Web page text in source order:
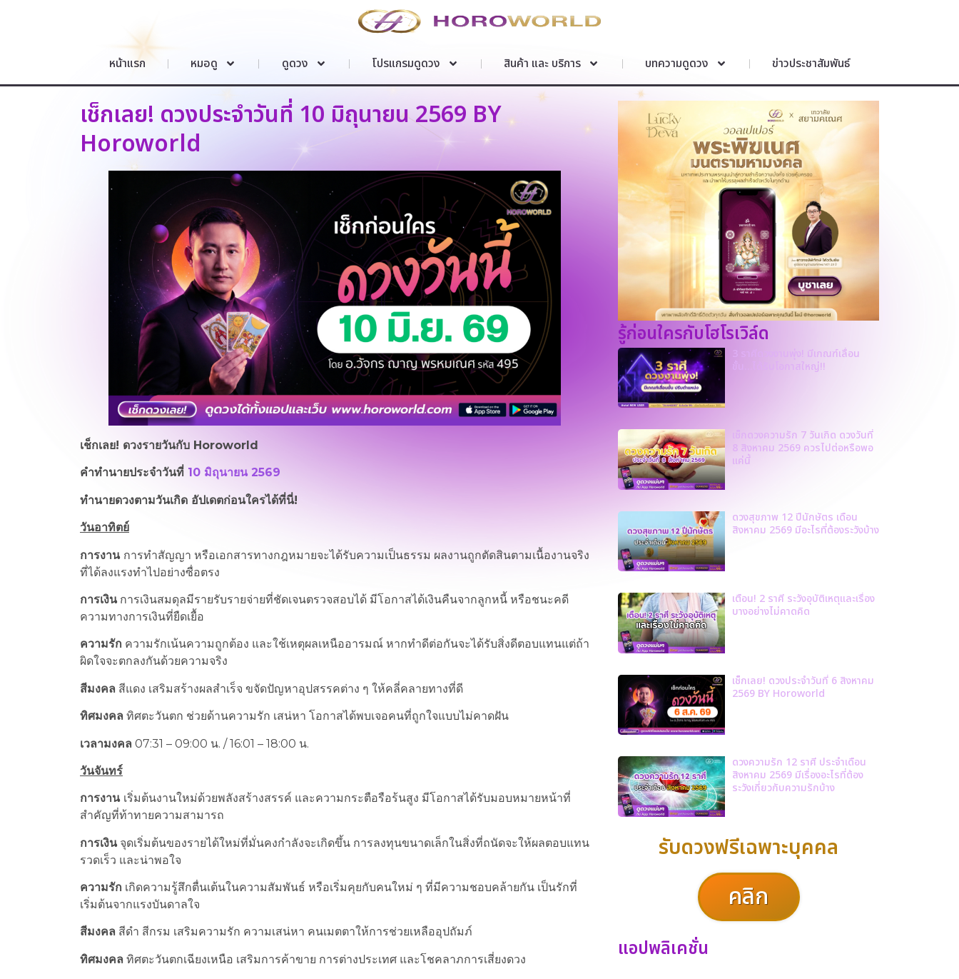
หน้าแรก หมอดู ดูดวง โปรแกรมดูดวง สินค้า และ บริการ บทความดูดวง ข่าวประชาสัมพันธ์
เช็กเลย! ดวงประจำวันที่ 10 มิถุนายน 2569 BY
Horoworld
เช็กเลย! ดวงรายวันกับ Horoworld
คำทำนายประจำวันที่ 10 มิถุนายน 2569
ทำนายดวงตามวันเกิด อัปเดตก่อนใครได้ที่นี่!
วันอาทิตย์
การงาน การทำสัญญา หรือเอกสารทางกฎหมายจะได้รับความเป็นธรรม ผลงานถูกตัดสินตามเนื้องานจริง
ที่ได้ลงแรงทำไปอย่างซื่อตรง
การเงินการเงินสมดุลมีรายรับรายจ่ายที่ชัดเจนตรวจสอบได้ มีโอกาสได้เงินคืนจากลูกหนี้ หรือชนะคดี
ความทางการเงินที่ยืดเยื้อ
ความรัก ความรักเน้นความถูกต้อง และใช้เหตุผลเหนืออารมณ์ หากทำดีต่อกันจะได้รับสิ่งดีตอบแทนแต่ถ้า
ผิดใจจะตกลงกันด้วยความจริง
สีมงคล สีแดง เสริมสร้างผลสำเร็จ ขจัดปัญหาอุปสรรคต่าง ๆ ให้คลี่คลายทางที่ดี
ทิศมงคล ทิศตะวันตก ช่วยด้านความรัก เสน่หา โอกาสได้พบเจอคนที่ถูกใจแบบไม่คาดฝัน
เวลามงคล 07:31 – 09:00 น. / 16:01 – 18:00 น.
วันจันทร์
การงาน เริ่มต้นงานใหม่ด้วยพลังสร้างสรรค์ และความกระตือรือร้นสูง มีโอกาสได้รับมอบหมายหน้าที่
สำคัญที่ท้าทายความสามารถ
การเงินจุดเริ่มต้นของรายได้ใหม่ที่มั่นคงกำลังจะเกิดขึ้น การลงทุนขนาดเล็กในสิ่งที่ถนัดจะให้ผลตอบแทน
รวดเร็ว และน่าพอใจ
ความรัก เกิดความรู้สึกตื่นเต้นในความสัมพันธ์ หรือเริ่มคุยกับคนใหม่ ๆ ที่มีความชอบคล้ายกัน เป็นรักที่
เริ่มต้นจากแรงบันดาลใจ
สีมงคล สีดำ สีกรม เสริมความรัก ความเสน่หา คนเมตตาให้การช่วยเหลืออุปถัมภ์
ทิศมงคล ทิศตะวันตกเฉียงเหนือ เสริมการค้าขาย การต่างประเทศ และโชคลาภการเสี่ยงดวง
รู้ก่อนใครกับโฮโรเวิล์ด
3 ราศีดวงงานพุ่ง! มีเกณฑ์เลื่อน
ขั้น…ได้รับโอกาสใหญ่!!
เช็กดวงความรัก 7 วันเกิด ดวงวันที่
8 สิงหาคม 2569 ควรไปต่อหรือพอ
แค่นี้
ดวงสุขภาพ 12 ปีนักษัตร เดือน
สิงหาคม 2569 มีอะไรที่ต้องระวังบ้าง
เตือน! 2 ราศี ระวังอุบัติเหตุและเรื่อง
บางอย่างไม่คาดคิด
เช็กเลย! ดวงประจำวันที่ 6 สิงหาคม
2569 BY Horoworld
ดวงความรัก 12 ราศี ประจำเดือน
สิงหาคม 2569 มีเรื่องอะไรที่ต้อง
ระวังเกี่ยวกับความรักบ้าง
รับดวงฟรีเฉพาะบุคคล
คลิก
แอปพลิเคชั่น